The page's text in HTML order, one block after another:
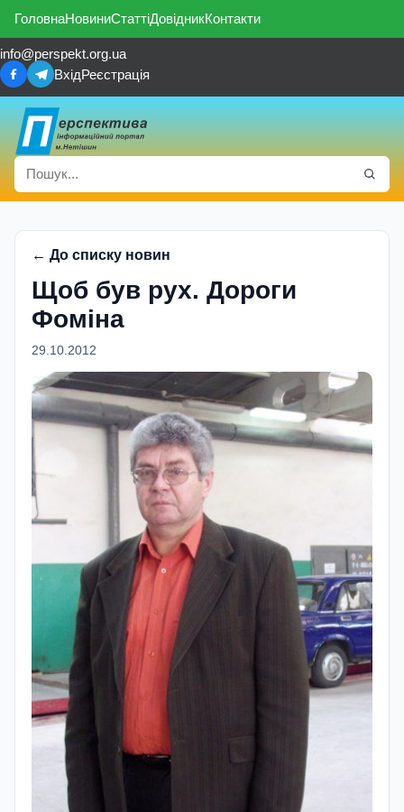
ГоловнаНовиниСтаттіДовідникКонтакти
info@perspekt.org.ua
ВхідРеєстрація
← До списку новин
Щоб був рух. Дороги
Фоміна
29.10.2012